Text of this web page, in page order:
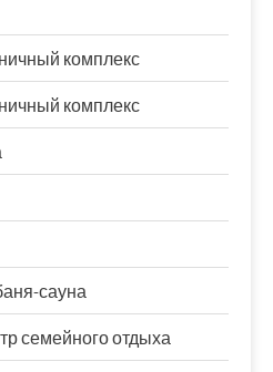
комплекс
комплекс
сауна
семейного отдыха